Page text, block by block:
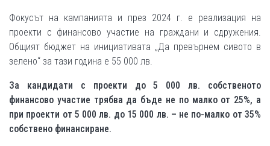
Фокусът на кампанията и през 2024 г. е реализация на
проекти с финансово участие на граждани и сдружения.
Общият бюджет на инициативата „Да превърнем сивото в
зелено“ за тази година е 55 000 лв.
За кандидати с проекти до 5 000 лв. собственото
финансово участие трябва да бъде не по малко от 25%, а
при проекти от 5 000 лв. до 15 000 лв. – не по-малко от 35%
собствено финансиране.